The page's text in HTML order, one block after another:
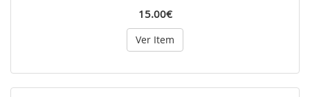
15.00€
Ver Item